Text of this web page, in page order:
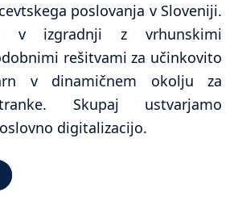
poslovanja v Sloveniji.
v izgradnji z vrhunskimi
rešitvami za učinkovito
v dinamičnem okolju za
Skupaj ustvarjamo
digitalizacijo.